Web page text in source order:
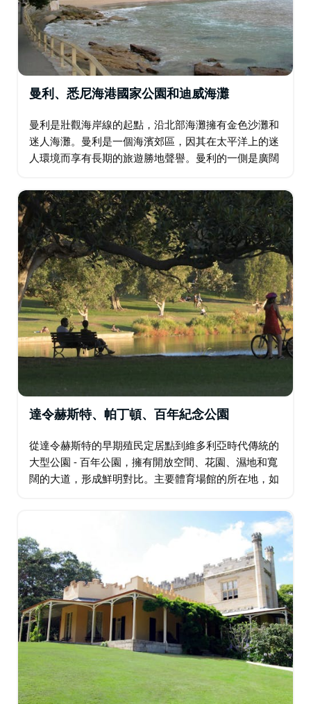
曼利、悉尼海港國家公園和迪威海灘
曼利是壯觀海岸線的起點，沿北部海灘擁有金色沙灘和
迷人海灘。曼利是一個海濱郊區，因其在太平洋上的迷
人環境而享有長期的旅遊勝地聲譽。曼利的一側是廣闊
產名錄的前檢疫站位於北頭，一直運營到 1980…
達令赫斯特、帕丁頓、百年紀念公園
從達令赫斯特的早期殖民定居點到維多利亞時代傳統的
大型公園 - 百年公園，擁有開放空間、花園、濕地和寬
闊的大道，形成鮮明對比。主要體育場館的所在地，如
場的足球場。隔壁是歷史悠久的悉尼板球場 (SCG…